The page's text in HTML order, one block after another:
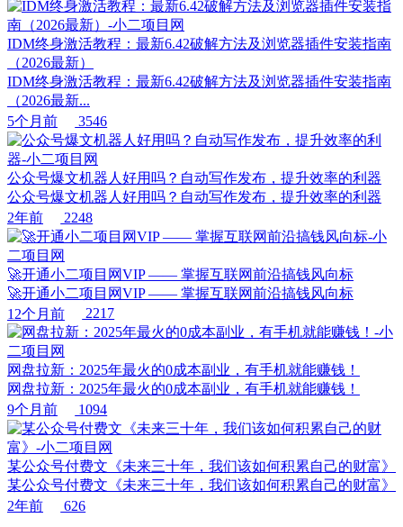
IDM终身激活教程：最新6.42破解方法及浏览器插件安装指南
（2026最新）
IDM终身激活教程：最新6.42破解方法及浏览器插件安装指南
（2026最新...
5个月前
3546
公众号爆文机器人好用吗？自动写作发布，提升效率的利器
公众号爆文机器人好用吗？自动写作发布，提升效率的利器
2年前
2248
🚀开通小二项目网VIP —— 掌握互联网前沿搞钱风向标
🚀开通小二项目网VIP —— 掌握互联网前沿搞钱风向标
12个月前
2217
网盘拉新：2025年最火的0成本副业，有手机就能赚钱！
网盘拉新：2025年最火的0成本副业，有手机就能赚钱！
9个月前
1094
某公众号付费文《未来三十年，我们该如何积累自己的财富》
某公众号付费文《未来三十年，我们该如何积累自己的财富》
2年前
626